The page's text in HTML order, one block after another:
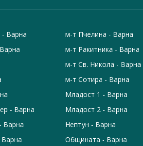
- Варна
- Варна
Варна
Варна
м-т Пчелина - Варна
м-т Ракитника - Варна
м-т Св. Никола - Варна
м-т Сотира - Варна
Младост 1 - Варна
Младост 2 - Варна
Нептун - Варна
Общината - Варна